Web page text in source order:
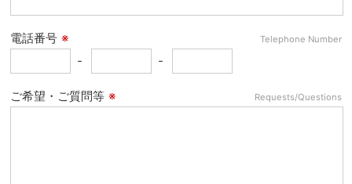
電話番号 ※ Telephone Number
- -
ご希望・ご質問等 ※ Requests/Questions